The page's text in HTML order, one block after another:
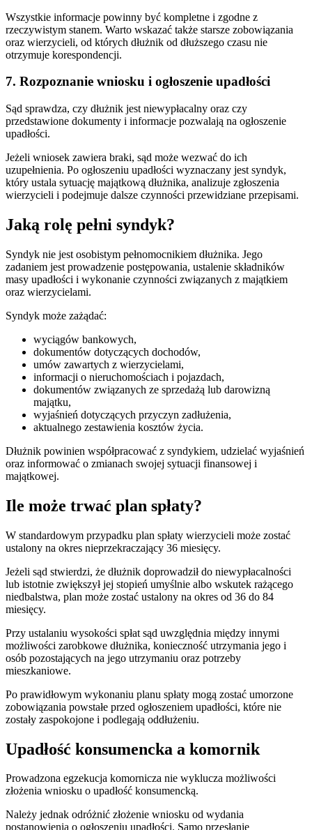
Wszystkie informacje powinny być kompletne i zgodne z
rzeczywistym stanem. Warto wskazać także starsze zobowiązania
oraz wierzycieli, od których dłużnik od dłuższego czasu nie
otrzymuje korespondencji.
7. Rozpoznanie wniosku i ogłoszenie upadłości
Sąd sprawdza, czy dłużnik jest niewypłacalny oraz czy
przedstawione dokumenty i informacje pozwalają na ogłoszenie
upadłości.
Jeżeli wniosek zawiera braki, sąd może wezwać do ich
uzupełnienia. Po ogłoszeniu upadłości wyznaczany jest syndyk,
który ustala sytuację majątkową dłużnika, analizuje zgłoszenia
wierzycieli i podejmuje dalsze czynności przewidziane przepisami.
Jaką rolę pełni syndyk?
Syndyk nie jest osobistym pełnomocnikiem dłużnika. Jego
zadaniem jest prowadzenie postępowania, ustalenie składników
masy upadłości i wykonanie czynności związanych z majątkiem
oraz wierzycielami.
Syndyk może zażądać:
wyciągów bankowych,
dokumentów dotyczących dochodów,
umów zawartych z wierzycielami,
informacji o nieruchomościach i pojazdach,
dokumentów związanych ze sprzedażą lub darowizną
majątku,
wyjaśnień dotyczących przyczyn zadłużenia,
aktualnego zestawienia kosztów życia.
Dłużnik powinien współpracować z syndykiem, udzielać wyjaśnień
oraz informować o zmianach swojej sytuacji finansowej i
majątkowej.
Ile może trwać plan spłaty?
W standardowym przypadku plan spłaty wierzycieli może zostać
ustalony na okres nieprzekraczający 36 miesięcy.
Jeżeli sąd stwierdzi, że dłużnik doprowadził do niewypłacalności
lub istotnie zwiększył jej stopień umyślnie albo wskutek rażącego
niedbalstwa, plan może zostać ustalony na okres od 36 do 84
miesięcy.
Przy ustalaniu wysokości spłat sąd uwzględnia między innymi
możliwości zarobkowe dłużnika, konieczność utrzymania jego i
osób pozostających na jego utrzymaniu oraz potrzeby
mieszkaniowe.
Po prawidłowym wykonaniu planu spłaty mogą zostać umorzone
zobowiązania powstałe przed ogłoszeniem upadłości, które nie
zostały zaspokojone i podlegają oddłużeniu.
Upadłość konsumencka a komornik
Prowadzona egzekucja komornicza nie wyklucza możliwości
złożenia wniosku o upadłość konsumencką.
Należy jednak odróżnić złożenie wniosku od wydania
postanowienia o ogłoszeniu upadłości. Samo przesłanie